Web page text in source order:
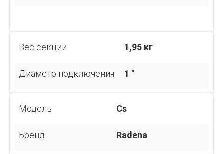
Вес секции 1,95 кг
Диаметр подключения 1 "
Модель Cs
Бренд Radena